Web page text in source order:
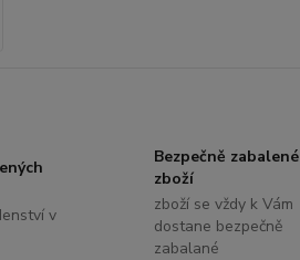
v
Bezpečně zabalené
zboží
zboží se vždy k Vám
dostane bezpečně
zabalané